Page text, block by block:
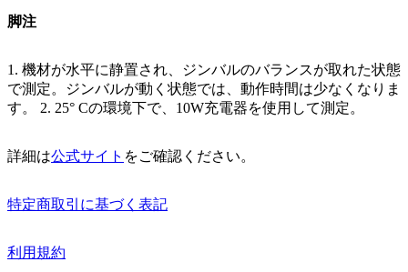
脚注
1. 機材が水平に静置され、ジンバルのバランスが取れた状態
で測定。ジンバルが動く状態では、動作時間は少なくなりま
す。 2. 25° Cの環境下で、10W充電器を使用して測定。
詳細は公式サイト をご確認ください。
特定商取引に基づく表記
利用規約